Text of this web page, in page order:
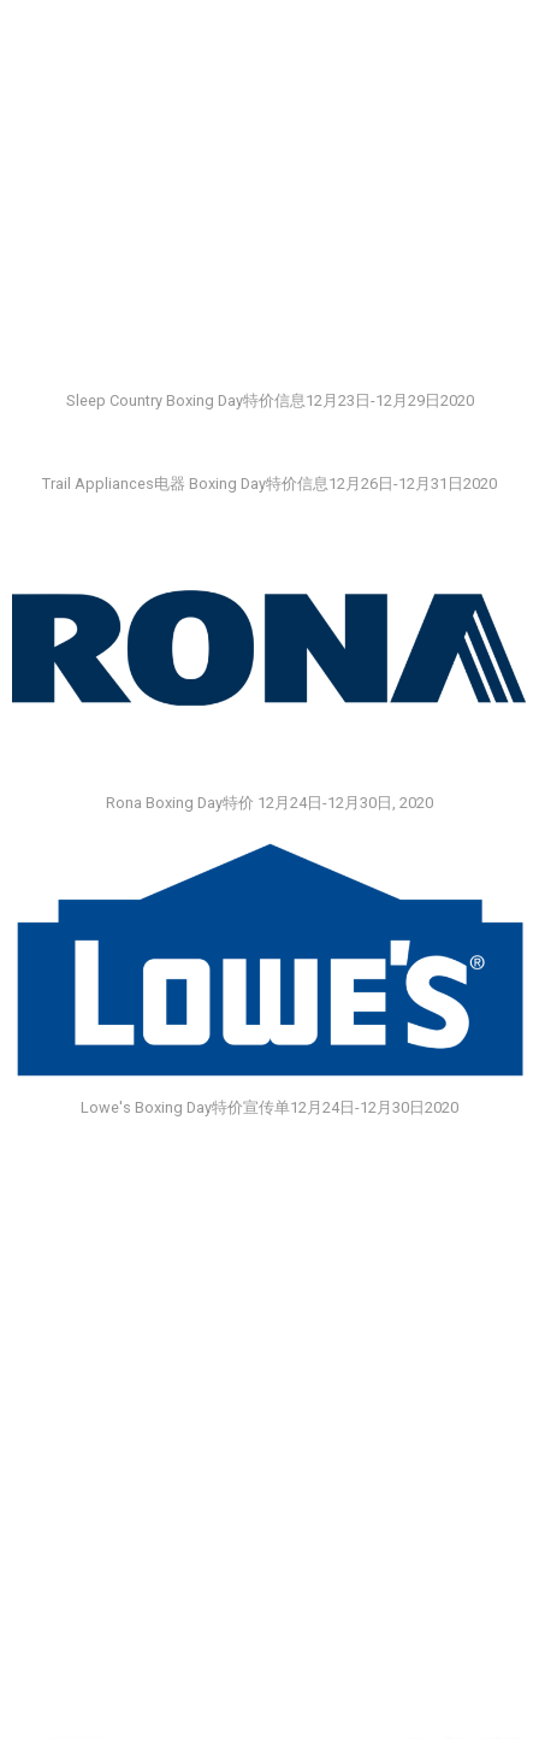
Sleep Country Boxing Day特价信息12月23日-12月29日2020
Trail Appliances电器 Boxing Day特价信息12月26日-12月31日2020
Rona Boxing Day特价 12月24日-12月30日, 2020
Lowe's Boxing Day特价宣传单12月24日-12月30日2020